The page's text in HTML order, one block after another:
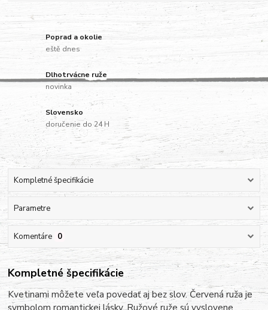
Poprad a okolie
eště dnes
Dlhotrvácne ruže
novinka
Slovensko
doručenie do 24 H
Kompletné špecifikácie
Parametre
Komentáre 0
Kompletné špecifikácie
Kvetinami môžete veľa povedať aj bez slov. Červená ruža je
symbolom romantickej lásky. Ružové ruže sú vyslovene